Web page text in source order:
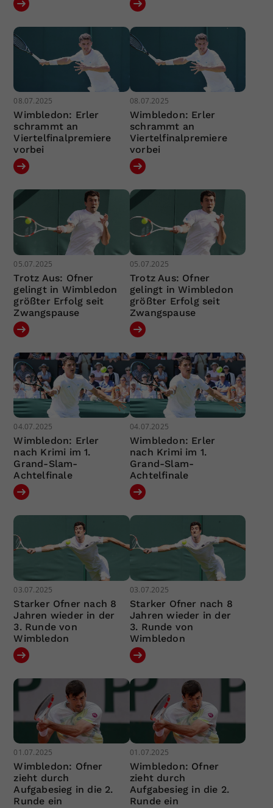
08.07.2025
Wimbledon: Erler
schrammt an
Viertelfinalpremiere
vorbei
08.07.2025
Wimbledon: Erler
schrammt an
Viertelfinalpremiere
vorbei
05.07.2025
Trotz Aus: Ofner
gelingt in Wimbledon
größter Erfolg seit
Zwangspause
05.07.2025
Trotz Aus: Ofner
gelingt in Wimbledon
größter Erfolg seit
Zwangspause
04.07.2025
Wimbledon: Erler
nach Krimi im 1.
Grand-Slam-
Achtelfinale
04.07.2025
Wimbledon: Erler
nach Krimi im 1.
Grand-Slam-
Achtelfinale
03.07.2025
Starker Ofner nach 8
Jahren wieder in der
3. Runde von
Wimbledon
03.07.2025
Starker Ofner nach 8
Jahren wieder in der
3. Runde von
Wimbledon
01.07.2025
Wimbledon: Ofner
zieht durch
Aufgabesieg in die 2.
Runde ein
01.07.2025
Wimbledon: Ofner
zieht durch
Aufgabesieg in die 2.
Runde ein